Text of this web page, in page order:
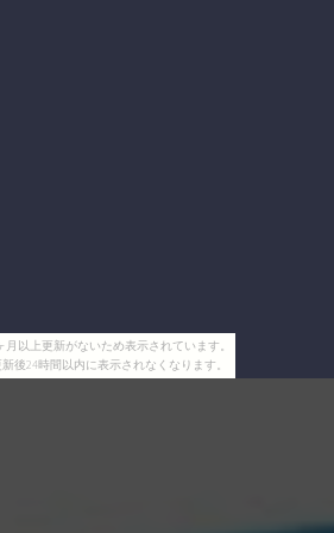
月以上更新がないため表示されています。
後24時間以内に表示されなくなります。